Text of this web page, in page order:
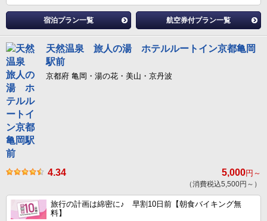
宿泊プラン一覧 航空券付プラン一覧
天然温泉 旅人の湯 ホテルルートイン京都亀岡
駅前
京都府 亀岡・湯の花・美山・京丹波
4.34 5,000円～
（消費税込5,500円～）
旅行の計画は綿密に♪ 早割10日前【朝食バイキング無
料】